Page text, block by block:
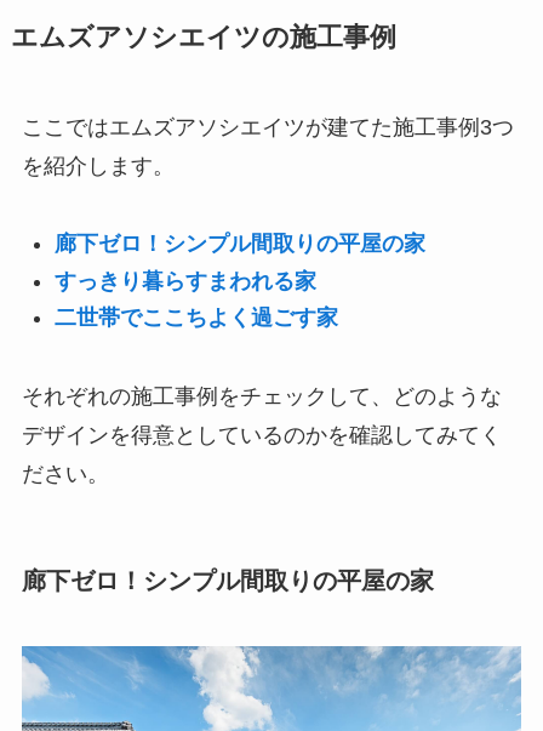
エムズアソシエイツの施工事例
ここではエムズアソシエイツが建てた施工事例3つ
を紹介します。
廊下ゼロ！シンプル間取りの平屋の家
すっきり暮らすまわれる家
二世帯でここちよく過ごす家
それぞれの施工事例をチェックして、どのような
デザインを得意としているのかを確認してみてく
ださい。
廊下ゼロ！シンプル間取りの平屋の家